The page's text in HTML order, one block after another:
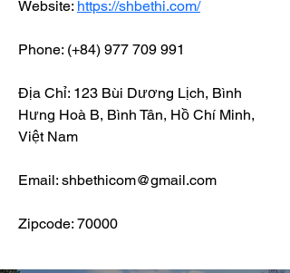
Website: https://shbethi.com/
Phone: (+84) 977 709 991
Địa Chỉ: 123 Bùi Dương Lịch, Bình
Hưng Hoà B, Bình Tân, Hồ Chí Minh,
Việt Nam
Email: shbethicom@gmail.com
Zipcode: 70000